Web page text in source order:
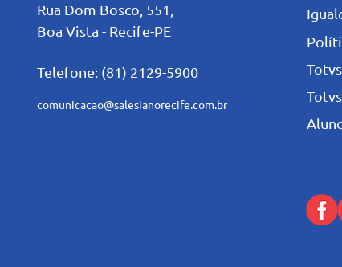
Rua Dom Bosco, 551,
Boa Vista - Recife-PE
Telefone: (81) 2129-5900
comunicacao@salesianorecife.com.br